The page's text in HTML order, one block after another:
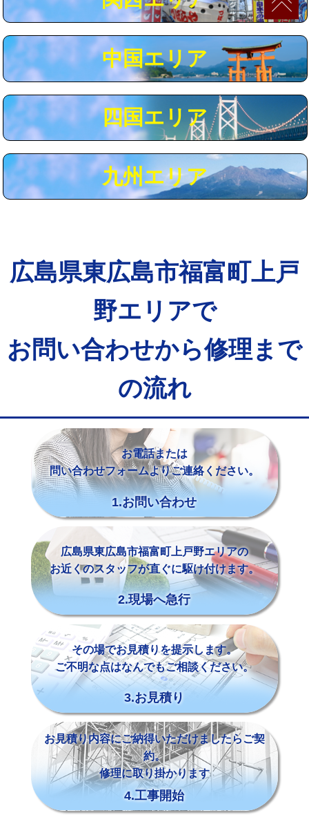
モルタル補修（厚さ10㎝まで） 27,500円
追加人工 16,500円
※給水管工事は20mmまでの価格です。
中国エリア
四国エリア
九州エリア
広島県東広島市福富町上戸
野エリアで
お問い合わせから修理まで
の流れ
お電話または
問い合わせフォームよりご連絡ください。
1.お問い合わせ
広島県東広島市福富町上戸野エリアの
お近くのスタッフが直ぐに駆け付けます。
2.現場へ急行
その場でお見積りを提示します。
ご不明な点はなんでもご相談ください。
3.お見積り
お見積り内容にご納得いただけましたらご契
約。
修理に取り掛かります
4.工事開始